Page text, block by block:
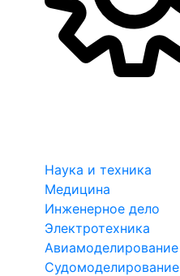
Наука и техника
Медицина
Инженерное дело
Электротехника
Авиамоделирование
Судомоделирование